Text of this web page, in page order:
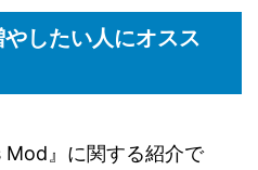
したい人にオスス
』に関する紹介で